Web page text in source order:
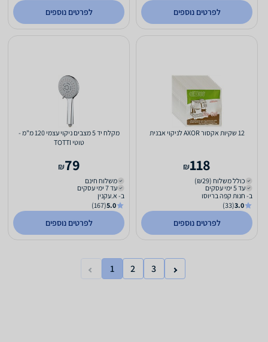
לפרטים נוספים לפרטים נוספים
12 שקיות אקסור AXOR לניקוי אבנית
118
₪
כולל משלוח (₪29)
עד 5 ימי עסקים
ב- חנות קפה בריוסו
3.0
(33)
לפרטים נוספים
מקלח יד 5 מצבים ניקוי עצמי 120 מ"מ -
טוטי TOTTI
79
₪
משלוח חינם
עד 7 ימי עסקים
ב- א.עקנין
5.0
(167)
לפרטים נוספים
1 2 3